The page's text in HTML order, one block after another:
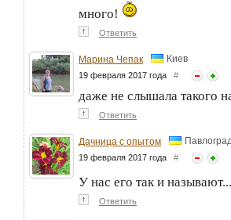
много!
↑ Ответить
Марина Чепак Киев
19 февраля 2017 года #
даже не слышала такого
↑ Ответить
Дачница с опытом Павлоград
19 февраля 2017 года #
У нас его так и называют...
↑ Ответить